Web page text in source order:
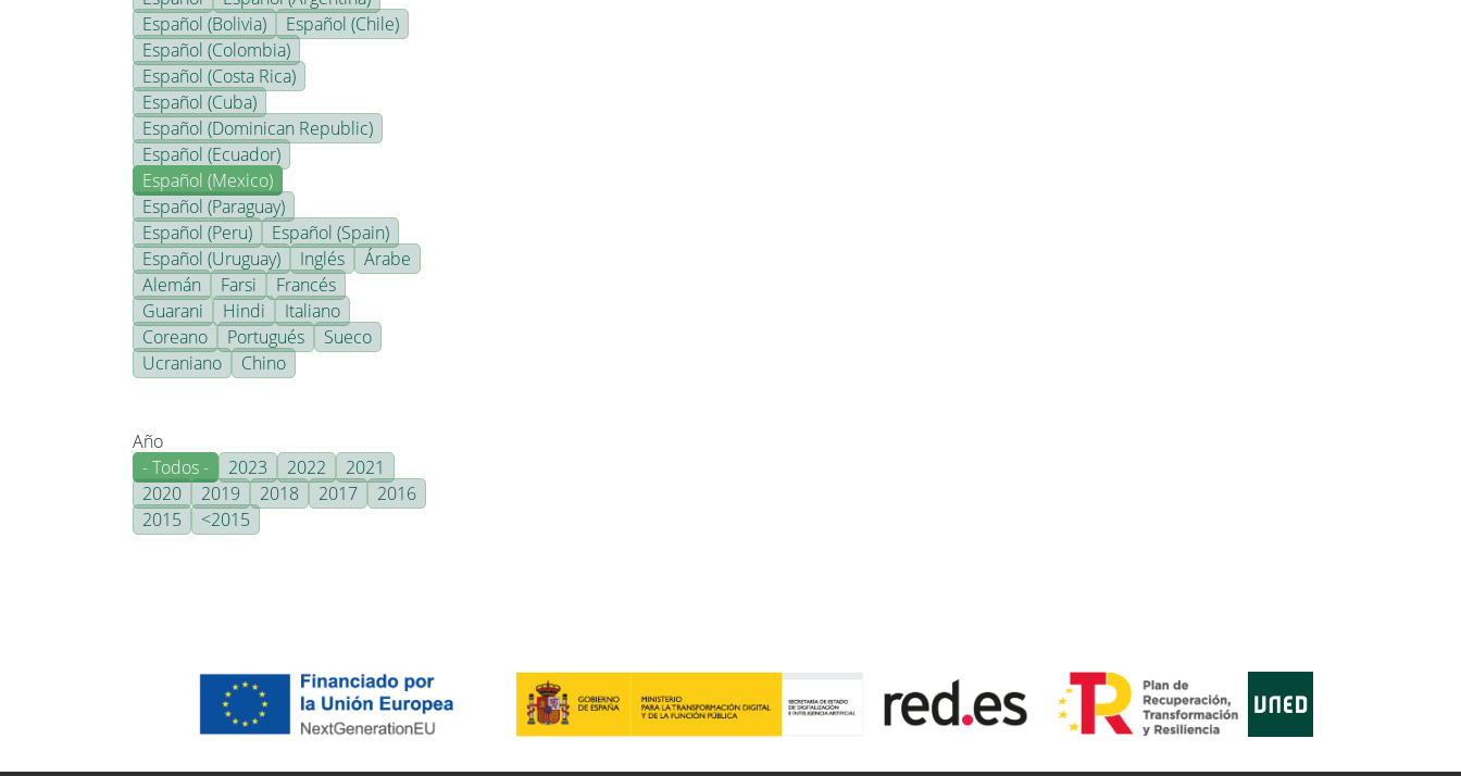
Español (Bolivia)
Español (Chile)
Español (Colombia)
Español (Costa Rica)
Español (Cuba)
Español (Dominican Republic)
Español (Ecuador)
Español (Mexico)
Español (Paraguay)
Español (Peru)
Español (Spain)
Español (Uruguay)
Inglés
Árabe
Alemán
Farsi
Francés
Guarani
Hindi
Italiano
Coreano
Portugués
Sueco
Ucraniano
Chino
Año
- Todos -
2023 2022
2021
2020
2019 2018 2017
2016
2015
<2015